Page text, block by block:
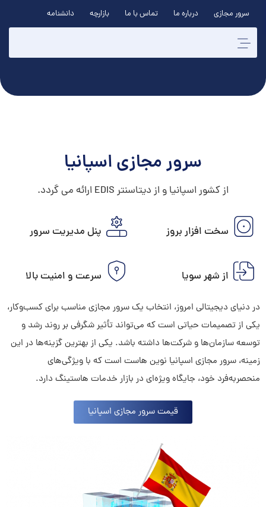
سرور مجازی درباره ما تماس با ما بازارچه دانشنامه
سرور مجازی اسپانیا
از کشور اسپانیا و از دیتاسنتر EDIS ارائه می گردد.
سخت افزار بروز پنل مدیریت سرور
از شهر سویا سرعت و امنیت بالا
در دنیای دیجیتالی امروز، انتخاب یک سرور مجازی مناسب برای کسب‌وکار،
یکی از تصمیمات حیاتی است که می‌تواند تأثیر شگرفی بر روند رشد و
توسعه سازمان‌ها و شرکت‌ها داشته باشد. یکی از بهترین گزینه‌ها در این
زمینه، سرور مجازی اسپانیا نوین هاست است که با ویژگی‌های
منحصربه‌فرد خود، جایگاه ویژه‌ای در بازار خدمات هاستینگ دارد.
قیمت سرور مجازی اسپانیا